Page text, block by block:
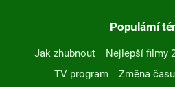
Populární
Jak zhubnout Nejlepší filmy
TV program
Změna času